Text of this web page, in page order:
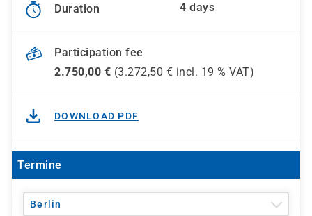
Duration 4 days
Participation fee
2.750,00 € (3.272,50 € incl. 19 % VAT)
DOWNLOAD PDF
Termine
Berlin